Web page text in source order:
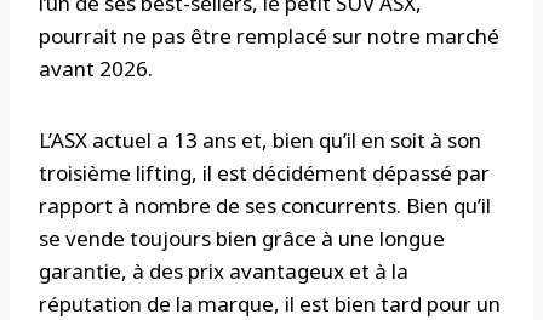
pourrait ne pas être remplacé sur notre marché
avant 2026.
L’ASX actuel a 13 ans et, bien qu’il en soit à son
troisième lifting, il est décidément dépassé par
rapport à nombre de ses concurrents. Bien qu’il
se vende toujours bien grâce à une longue
garantie, à des prix avantageux et à la
réputation de la marque, il est bien tard pour un